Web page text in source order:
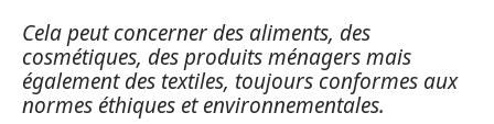
Cela peut concerner des aliments, des
cosmétiques, des produits ménagers mais
également des textiles, toujours conformes aux
normes éthiques et environnementales.